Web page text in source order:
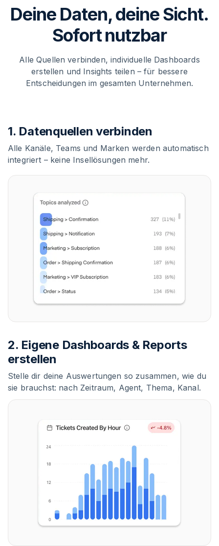
Deine Daten, deine Sicht.
Sofort nutzbar
Alle Quellen verbinden, individuelle Dashboards
erstellen und Insights teilen – für bessere
Entscheidungen im gesamten Unternehmen.
1. Datenquellen verbinden
Alle Kanäle, Teams und Marken werden automatisch
integriert – keine Insellösungen mehr.
2. Eigene Dashboards & Reports
erstellen
Stelle dir deine Auswertungen so zusammen, wie du
sie brauchst: nach Zeitraum, Agent, Thema, Kanal.